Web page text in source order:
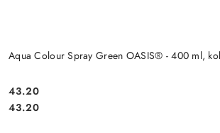
Aqua Colour Spray Green OASIS® - 400 ml,
Cena:
43.20
Cena:
43.20